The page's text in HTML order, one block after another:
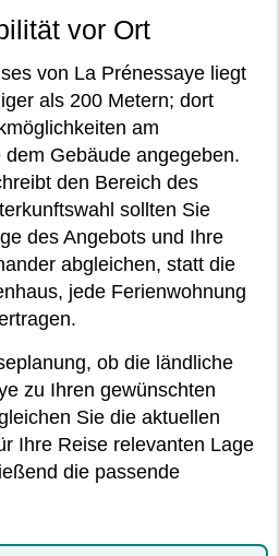
vor Ort
von La Prénessaye liegt
als 200 Metern; dort
am
Gebäude angegeben.
den Bereich des
sollten Sie
des Angebots und Ihre
abgleichen, statt die
jede Ferienwohnung
ob die ländliche
zu Ihren gewünschten
Sie die aktuellen
Ihre Reise relevanten Lage
die passende